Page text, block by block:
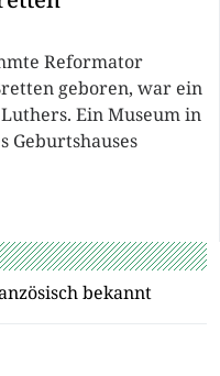
Reformator
geboren, war ein
Ein Museum in
Geburtshauses
bekannt